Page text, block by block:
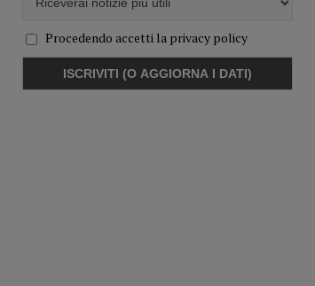
Procedendo accetti la privacy policy